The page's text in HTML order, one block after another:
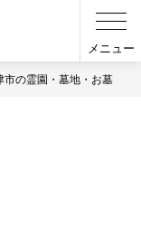
メニュー
市の霊園・墓地・お墓